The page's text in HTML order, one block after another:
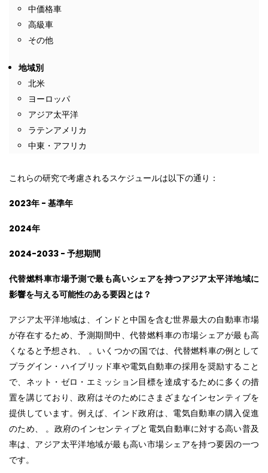
中価格車
高級車
その他
地域別
北米
ヨーロッパ
アジア太平洋
ラテンアメリカ
中東・アフリカ
これらの研究で考慮されるスケジュールは以下の通り：
2023年 - 基準年
2024年
2024-2033 - 予想期間
代替燃料車市場予測で最も高いシェアを持つアジア太平洋地域に
影響を与える可能性のある要因とは？
アジア太平洋地域は、インドと中国を含む世界最大の自動車市場
が存在するため、予測期間中、代替燃料車の市場シェアが最も高
くなると予想され、 。いくつかの国では、代替燃料車の例として
プラグイン・ハイブリッド車や電気自動車の採用を奨励すること
で、ネット・ゼロ・エミッション目標を達成するために多くの措
置を講じており、政府はそのためにさまざまなインセンティブを
提供しています。例えば、インド政府は、電気自動車の購入促進
のため、 。政府のインセンティブと電気自動車に対する高い普及
率は、アジア太平洋地域が最も高い市場シェアを持つ要因の一つ
です。